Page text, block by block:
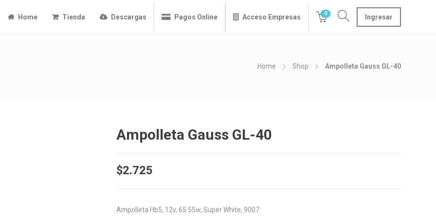
Home Tienda Descargas Pagos Online Acceso Empresas 0 Ingresar
Home Shop Ampolleta Gauss GL-40
Ampolleta Gauss GL-40
$2.725
Ampolleta Hb5, 12v, 65 55w, Super White, 9007